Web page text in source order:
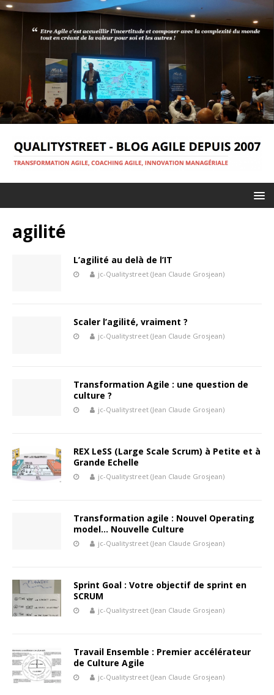
agilité
L’agilité au delà de l’IT
jc-Qualitystreet (Jean Claude Grosjean)
Scaler l’agilité, vraiment ?
jc-Qualitystreet (Jean Claude Grosjean)
Transformation Agile : une question de
culture ?
jc-Qualitystreet (Jean Claude Grosjean)
REX LeSS (Large Scale Scrum) à Petite et à
Grande Echelle
jc-Qualitystreet (Jean Claude Grosjean)
Transformation agile : Nouvel Operating
model… Nouvelle Culture
jc-Qualitystreet (Jean Claude Grosjean)
Sprint Goal : Votre objectif de sprint en
SCRUM
jc-Qualitystreet (Jean Claude Grosjean)
Travail Ensemble : Premier accélérateur
de Culture Agile
jc-Qualitystreet (Jean Claude Grosjean)